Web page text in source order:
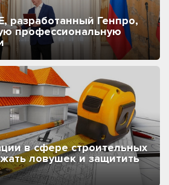
разработанный Генпро,
профессиональную
в сфере строительных
ловушек и защитить